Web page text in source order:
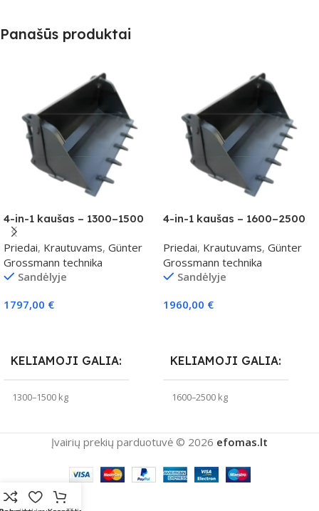
Panašūs produktai
4-in-1 kaušas – 1300–1500
kg klasei
Priedai, Krautuvams, Günter
Grossmann technika
Sandėlyje
1797,00 €
KELIAMOJI GALIA
1300–1500 kg
4-in-1 kaušas – 1600–2500
Priedai, Krautuvams, Günter
Grossmann technika
Sandėlyje
1960,00 €
KELIAMOJI GALIA
1600–2500 kg
Įvairių prekių parduotuvė © 2026 efomas.lt